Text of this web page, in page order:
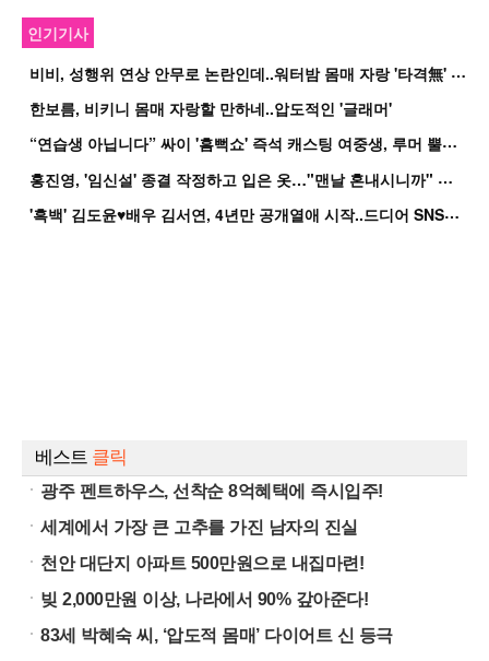
인기기사
비
비, 성행위 연상 안무로 논란인데..워터밤 몸매 자랑 '타격無' 근황
한보름, 비키니 몸매 자랑할 만하네..압도적인 '글래머'
“
연습생 아닙니다” 싸이 '흠뻑쇼' 즉석 캐스팅 여중생, 루머 뿔났다[Oh!쎈 이...
홍
진영, '임신설' 종결 작정하고 입은 옷…"맨날 혼내시니까" 억울
'
흑백' 김도윤♥배우 김서연, 4년만 공개열애 시작..드디어 SNS에 노출 [핫피...